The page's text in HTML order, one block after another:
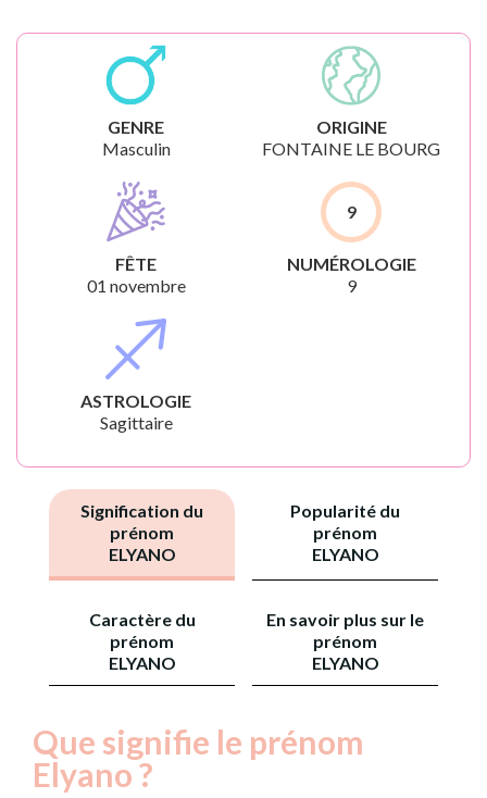
GENRE
Masculin
ORIGINE
FONTAINE LE BOURG
FÊTE
01 novembre
9
NUMÉROLOGIE
9
ASTROLOGIE
Sagittaire
Signification du
prénom
ELYANO
Popularité du
prénom
ELYANO
Caractère du
prénom
ELYANO
En savoir plus sur le
prénom
ELYANO
Que signifie le prénom
Elyano ?